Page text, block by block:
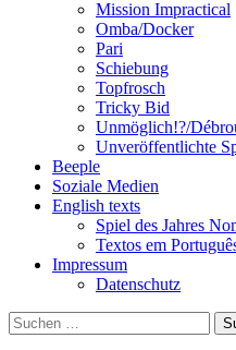
Mission Impractical
Omba/Docker
Pari
Schiebung
Topfrosch
Tricky Bid
Unmöglich!?/
Unveröffentlichte
Beeple
Soziale Medien
English texts
Spiel des Jahres
Textos em
Impressum
Datenschutz
Suchen
nach: